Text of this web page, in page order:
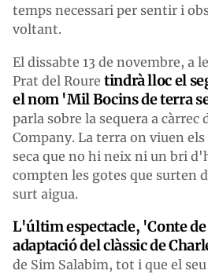
temps necessari per sentir i
voltant.
El dissabte 13 de novembre, a
Prat del Roure tindrà lloc el
el nom 'Mil Bocins de terra
parla sobre la sequera a càrrec
Company. La terra on viuen
seca que no hi neix ni un bri
compten les gotes que surten
surt aigua.
L'últim espectacle, 'Conte
adaptació del clàssic de
de Sim Salabim, tot i que el